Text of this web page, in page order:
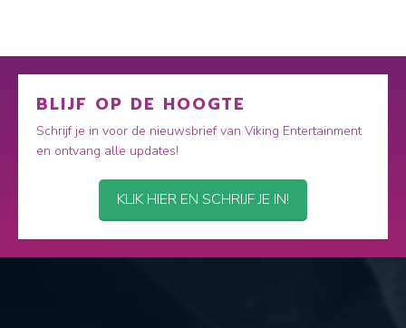
BLIJF OP DE HOOGTE
Schrijf je in voor de nieuwsbrief van Viking Entertainment
en ontvang alle updates!
KLIK HIER EN SCHRIJF JE IN!